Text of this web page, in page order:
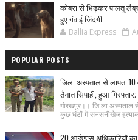
कोबरा से भिड़कर पालतू
हुए गंवाई जिंदगी
Ballia Express
POPULAR POSTS
जिला अस्पताल से लापता 10
तैनात सिपाही, हुआ
गोरखपुर।। जि ला अस्पताल
कुछ घंटों में सनसनीखेज
20 आईएएस अधिकारियों